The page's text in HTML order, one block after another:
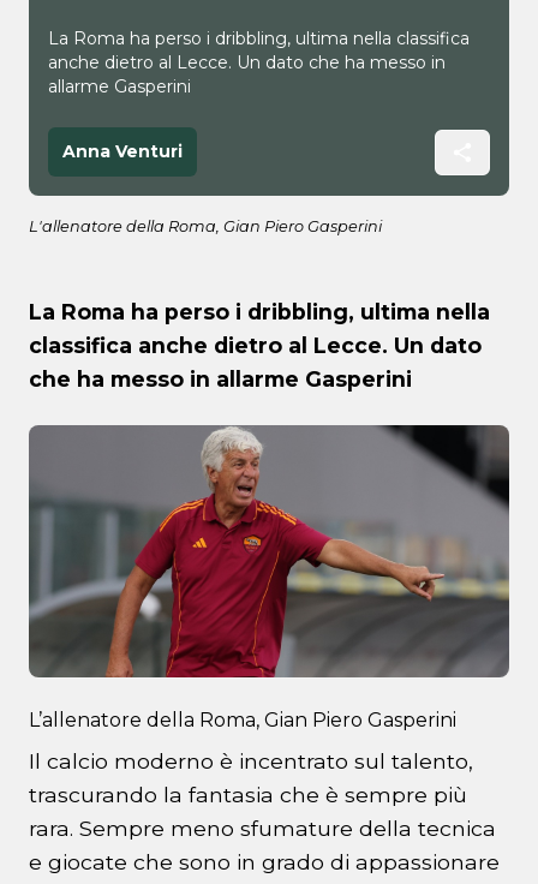
La Roma ha perso i dribbling, ultima nella classifica
anche dietro al Lecce. Un dato che ha messo in
allarme Gasperini
Anna Venturi
L'allenatore della Roma, Gian Piero Gasperini
La Roma ha perso i dribbling, ultima nella
classifica anche dietro al Lecce. Un dato
che ha messo in allarme Gasperini
L’allenatore della Roma, Gian Piero Gasperini
Il calcio moderno è incentrato sul talento,
trascurando la fantasia che è sempre più
rara. Sempre meno sfumature della tecnica
e giocate che sono in grado di appassionare